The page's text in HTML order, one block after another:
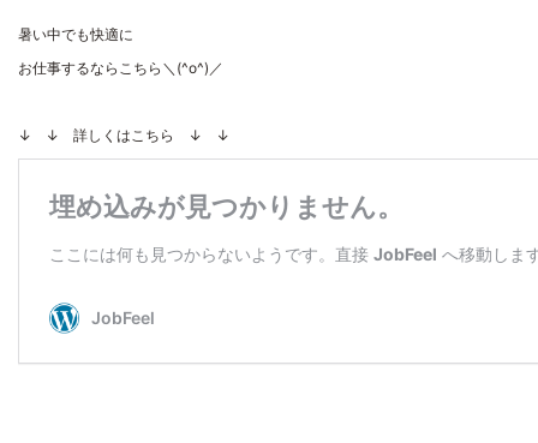
暑い中でも快適に
お仕事するならこちら＼(^o^)／
↓ ↓ 詳しくはこちら ↓ ↓